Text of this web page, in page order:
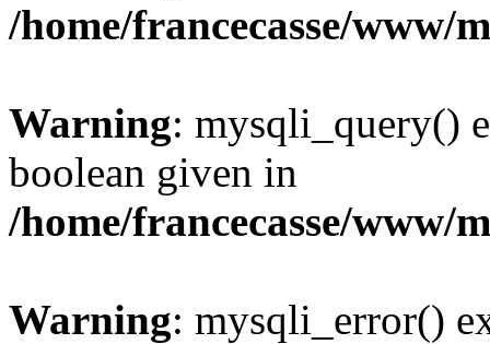
/home/francecasse/www/
Warning: mysqli_query()
boolean given in
/home/francecasse/www/
Warning: mysqli_error()